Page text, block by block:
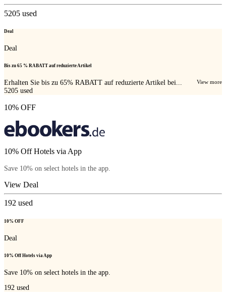
5205 used
Deal
Deal
Bis zu 65 % RABATT auf reduzierte Artikel
Erhalten Sie bis zu 65% RABATT auf reduzierte Artikel bei... View more
5205 used
10% OFF
10% Off Hotels via App
Save 10% on select hotels in the app.
View Deal
192 used
10% OFF
Deal
10% Off Hotels via App
Save 10% on select hotels in the app.
192 used